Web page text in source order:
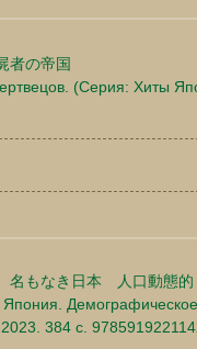
者の帝国
(Серия: Хиты
名もなき日本 人口動態的
384 c.